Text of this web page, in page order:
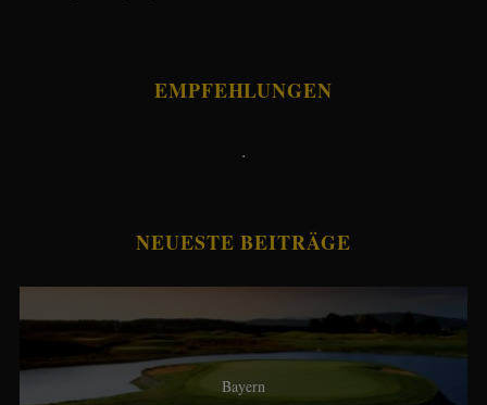
EMPFEHLUNGEN
.
NEUESTE BEITRÄGE
Bayern